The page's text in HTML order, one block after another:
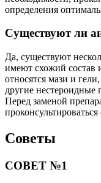
определения
Существуют ли
Да, существуют
имеют схожий состав
относятся мази и
другие нестероидные
Перед заменой
Советы
СОВЕТ №1